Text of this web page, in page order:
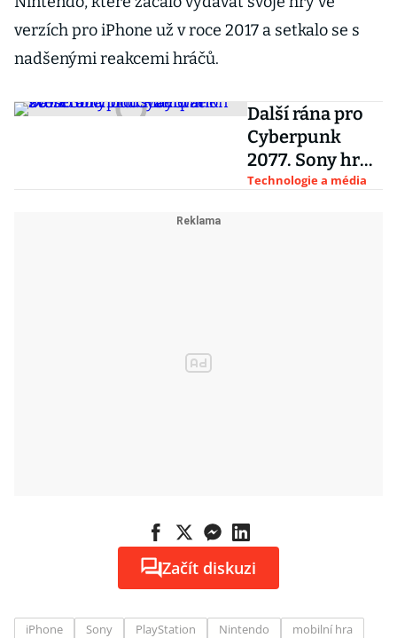
verzích pro iPhone už v roce 2017 a setkalo se s
nadšenými reakcemi hráčů.
Další rána pro
Cyberpunk
2077. Sony hru
stáhlo ze svého
Technologie a média
Začít diskuzi
iPhone Sony PlayStation Nintendo
mobilní hra